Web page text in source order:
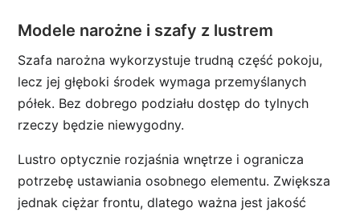
Modele narożne i szafy z lustrem
Szafa narożna wykorzystuje trudną część pokoju,
lecz jej głęboki środek wymaga przemyślanych
półek. Bez dobrego podziału dostęp do tylnych
rzeczy będzie niewygodny.
Lustro optycznie rozjaśnia wnętrze i ogranicza
potrzebę ustawiania osobnego elementu. Zwiększa
jednak ciężar frontu, dlatego ważna jest jakość